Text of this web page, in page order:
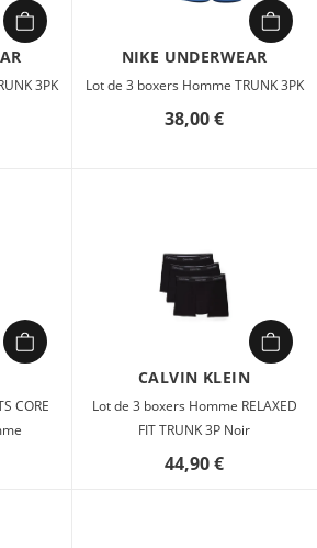
3PK
NIKE UNDERWEAR
Lot de 3 boxers Homme TRUNK 3PK
38,00 €
CORE
CALVIN KLEIN
Lot de 3 boxers Homme RELAXED
FIT TRUNK 3P Noir
44,90 €